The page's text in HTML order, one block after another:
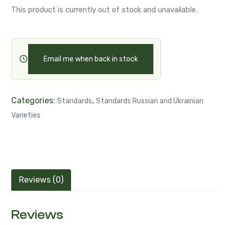
This product is currently out of stock and unavailable.
Email me when back in stock
Categories: Standards, Standards Russian and Ukrainian
Varieties
Reviews (0)
Reviews